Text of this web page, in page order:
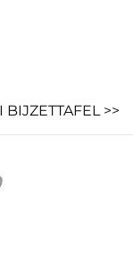
BIJZETTAFEL >>